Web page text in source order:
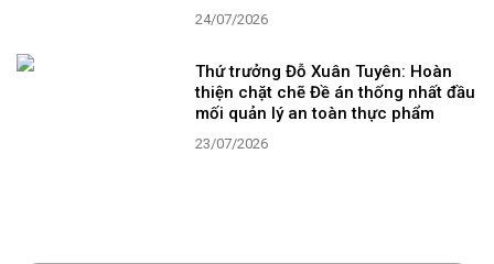
24/07/2026
Thứ trưởng Đỗ Xuân Tuyên: Hoàn
thiện chặt chẽ Đề án thống nhất đầu
mối quản lý an toàn thực phẩm
23/07/2026